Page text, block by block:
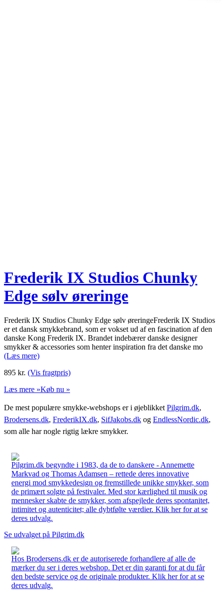
Frederik IX Studios Chunky
Edge sølv øreringe
Frederik IX Studios Chunky Edge sølv øreringeFrederik IX Studios
er et dansk smykkebrand, som er vokset ud af en fascination af den
danske Kong Frederik IX. Brandet indebærer danske designer
smykker & accessories som henter inspiration fra det danske mo
(Læs mere)
895 kr. (Vis fragtpris)
Læs mere »Køb nu »
De mest populære smykke-webshops er i øjeblikket Pilgrim.dk,
Brodersens.dk, FrederikIX.dk, SifJakobs.dk og EndlessNordic.dk,
som alle har nogle rigtig lækre smykker.
Pilgrim.dk begyndte i 1983, da de to danskere - Annemette
Markvad og Thomas Adamsen – rettede deres innovative
energi mod smykkedesign og fremstillede unikke smykker, som
de primært solgte på festivaler. Med stor kærlighed til musik og
mennesker skabte de smykker, som afspejlede deres spontanitet,
intimitet og autenticitet; alle dybtfølte værdier. Klik her for at se
deres udvalg.
Se udvalget på Pilgrim.dk
Hos Brodersens.dk er de autoriserede forhandlere af alle de
mærker du ser i deres webshop. Det er din garanti for at du får
den bedste service og de originale produkter. Klik her for at se
deres udvalg.